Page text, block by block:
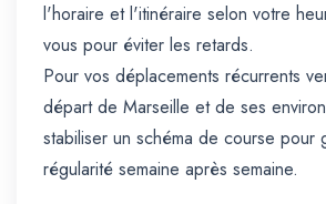
l'horaire et l'itinéraire selon votre
vous pour éviter les retards.
Pour vos déplacements récurrents
départ de Marseille et de ses
stabiliser un schéma de course pour
régularité semaine après semaine.